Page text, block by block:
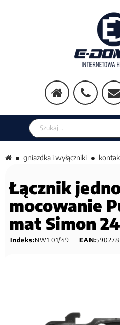
Szukaj w sklepie
gniazdka i wyłączniki
Łącznik
mocowanie
mat Simon
Indeks:NW1.01/49 EAN: